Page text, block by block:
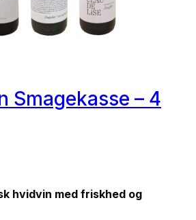
Smagekasse – 4
hvidvin med friskhed og